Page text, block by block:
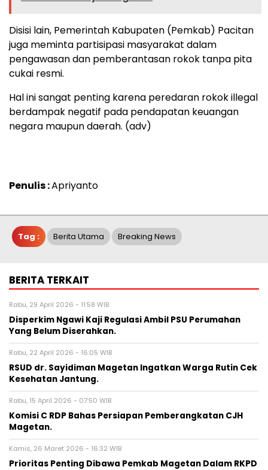
Disisi lain, Pemerintah Kabupaten (Pemkab) Pacitan
juga meminta partisipasi masyarakat dalam
pengawasan dan pemberantasan rokok tanpa pita
cukai resmi.
Hal ini sangat penting karena peredaran rokok illegal
berdampak negatif pada pendapatan keuangan
negara maupun daerah. (adv)
Penulis :Apriyanto
Tag : Berita Utama Breaking News
BERITA TERKAIT
Rabu, 29 April 2026 - 11:58 WIB
Disperkim Ngawi Kaji Regulasi Ambil PSU Perumahan
Yang Belum Diserahkan.
Rabu, 22 April 2026 - 16:05 WIB
RSUD dr. Sayidiman Magetan Ingatkan Warga Rutin Cek
Kesehatan Jantung.
Rabu, 15 April 2026 - 07:50 WIB
Komisi C RDP Bahas Persiapan Pemberangkatan CJH
Magetan.
Kamis, 26 Maret 2026 - 16:32 WIB
Prioritas Penting Dibawa Pemkab Magetan Dalam RKPD